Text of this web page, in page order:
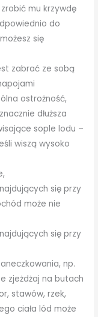
mu krzywdę
do
się
zabrać ze sobą
ostrożność,
dłuższa
sople lodu –
wiszą wysoko
się przy
może nie
się przy
np.
zjeżdżaj na butach
stawów, rzek,
ciała lód może